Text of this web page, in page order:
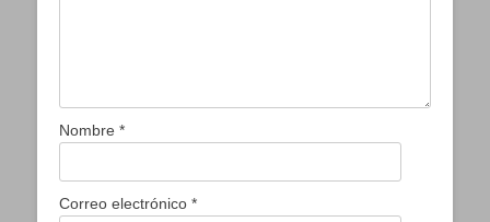
Nombre *
Correo electrónico *